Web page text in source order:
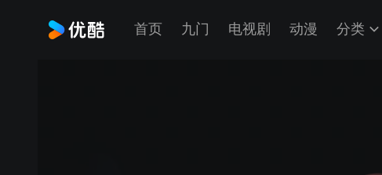
首页 九门 电视剧 动漫 分类